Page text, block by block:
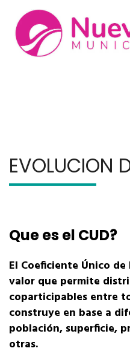
EVOLUCION
Que es el CUD?
El Coeficiente Único
valor que permite
coparticipables entre
construye en base a
población, superficie,
otras.